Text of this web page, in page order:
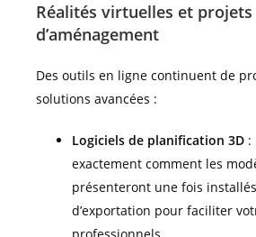
Réalités virtuelles et projets
d’aménagement
Des outils en ligne continuent de
solutions avancées :
Logiciels de planification 3D :
exactement comment les
présenteront une fois
d’exportation pour faciliter